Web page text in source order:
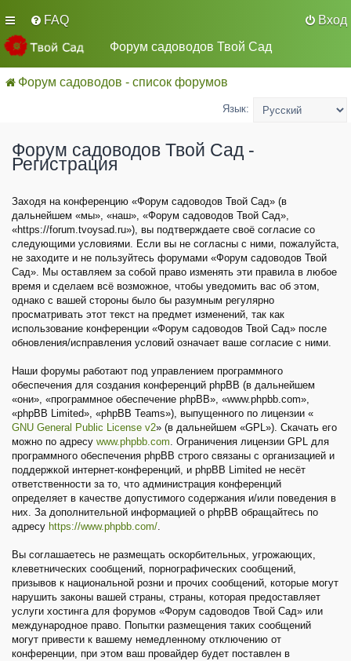
FAQ
Вход
Форум садоводов Твой Сад
Форум садоводов - список форумов
Язык:
Форум садоводов Твой Сад -
Регистрация
Заходя на конференцию «Форум садоводов Твой Сад» (в
дальнейшем «мы», «наш», «Форум садоводов Твой Сад»,
«https://forum.tvoysad.ru»), вы подтверждаете своё согласие со
следующими условиями. Если вы не согласны с ними, пожалуйста,
не заходите и не пользуйтесь форумами «Форум садоводов Твой
Сад». Мы оставляем за собой право изменять эти правила в любое
время и сделаем всё возможное, чтобы уведомить вас об этом,
однако с вашей стороны было бы разумным регулярно
просматривать этот текст на предмет изменений, так как
использование конференции «Форум садоводов Твой Сад» после
обновления/исправления условий означает ваше согласие с ними.
Наши форумы работают под управлением программного
обеспечения для создания конференций phpBB (в дальнейшем
«они», «программное обеспечение phpBB», «www.phpbb.com»,
«phpBB Limited», «phpBB Teams»), выпущенного по лицензии «
GNU General Public License v2» (в дальнейшем «GPL»). Скачать его
можно по адресу www.phpbb.com. Ограничения лицензии GPL для
программного обеспечения phpBB строго связаны с организацией и
поддержкой интернет-конференций, и phpBB Limited не несёт
ответственности за то, что администрация конференций
определяет в качестве допустимого содержания и/или поведения в
них. За дополнительной информацией о phpBB обращайтесь по
адресу https://www.phpbb.com/.
Вы соглашаетесь не размещать оскорбительных, угрожающих,
клеветнических сообщений, порнографических сообщений,
призывов к национальной розни и прочих сообщений, которые могут
нарушить законы вашей страны, страны, которая предоставляет
услуги хостинга для форумов «Форум садоводов Твой Сад» или
международное право. Попытки размещения таких сообщений
могут привести к вашему немедленному отключению от
конференции, при этом ваш провайдер будет поставлен в